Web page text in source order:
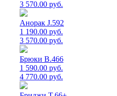
3 570.00 руб.
Анорак J.592
1 190.00 руб.
3 570.00 руб.
Брюки B.466
1 590.00 руб.
4 770.00 руб.